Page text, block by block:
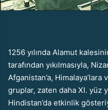
e
k
1256 yılında Alamut
tarafından yıkılmasıyla,
Afganistan’a, Himalaya’lara
gruplar, zaten daha XI. yüz
Hindistan’da etkinlik